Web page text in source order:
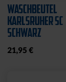
WASCHBEUTEL
KARLSRUHER SC
SCHWARZ
21,95 €